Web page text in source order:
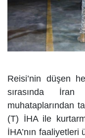
Reisi’nin düşen
sırasında
muhataplarından
(T) İHA ile
İHA’nın faaliyetleri